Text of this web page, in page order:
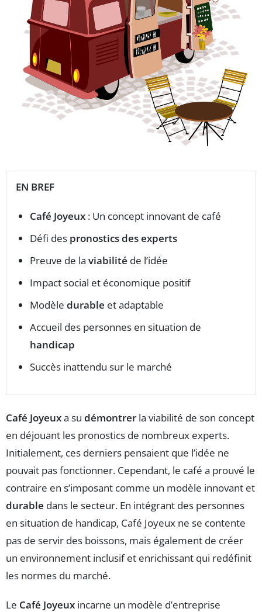
EN BREF
Café Joyeux : Un concept innovant de café
Défi des pronostics des experts
Preuve de la viabilité de l’idée
Impact social et économique positif
Modèle durable et adaptable
Accueil des personnes en situation de
handicap
Succès inattendu sur le marché
Café Joyeuxa su démontrer la viabilité de son concept
en déjouant les pronostics de nombreux experts.
Initialement, ces derniers pensaient que l’idée ne
pouvait pas fonctionner. Cependant, le café a prouvé le
contraire en s’imposant comme un modèle innovant et
durable dans le secteur. En intégrant des personnes
en situation de handicap, Café Joyeux ne se contente
pas de servir des boissons, mais également de créer
un environnement inclusif et enrichissant qui redéfinit
les normes du marché.
Le Café Joyeux incarne un modèle d’entreprise